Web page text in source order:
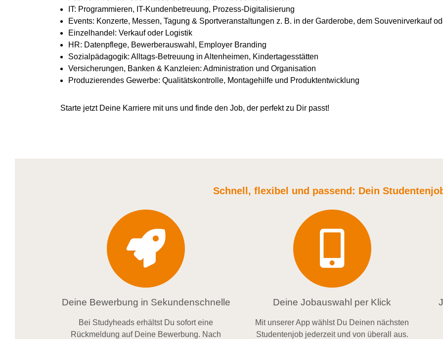
IT: Programmieren, IT-Kundenbetreuung, Prozess-Digitalisierung
Events: Konzerte, Messen, Tagung & Sportveranstaltungen z. B. in der Garderobe, dem Souvenirverkauf
Einzelhandel: Verkauf oder Logistik
HR: Datenpflege, Bewerberauswahl, Employer Branding
Sozialpädagogik: Alltags-Betreuung in Altenheimen, Kindertagesstätten
Versicherungen, Banken & Kanzleien: Administration und Organisation
Produzierendes Gewerbe: Qualitätskontrolle, Montagehilfe und Produktentwicklung
Starte jetzt Deine Karrieremit uns und finde den Job, der perfekt zu Dir passt!
Schnell, flexibel und passend: Dein Student
Deine Bewerbung in Sekundenschnelle
Bei Studyheads erhältst Du sofort eine
Rückmeldung auf Deine Bewerbung. Nach
Deine Jobauswahl per Klick
Mit unserer App wählst Du Deinen nächsten
Studentenjob jederzeit und von überall aus.